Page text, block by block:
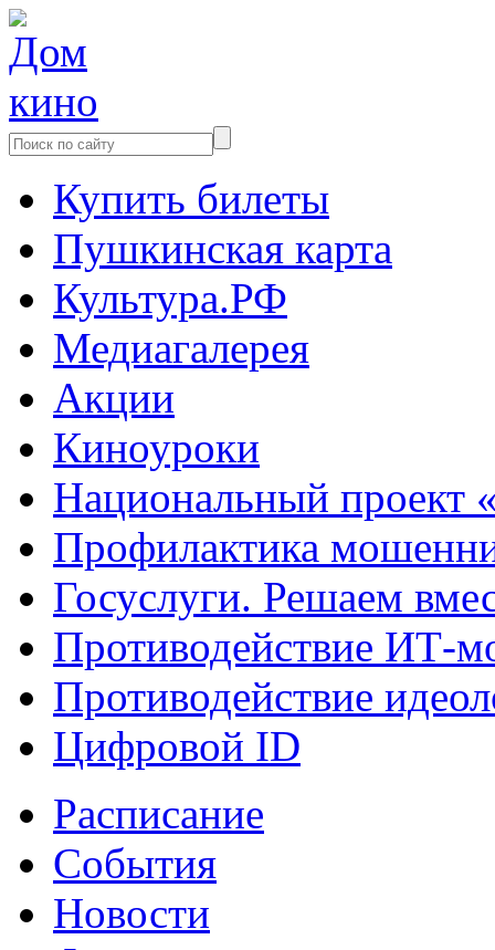
Купить билеты
Пушкинская карта
Культура.РФ
Медиагалерея
Акции
Киноуроки
Национальный проект
Профилактика
Госуслуги. Решаем
Противодействие ИТ-
Противодействие
Цифровой ID
Расписание
События
Новости